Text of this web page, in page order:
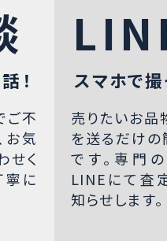
！
ご不
お気
せく
寧に
スマホで撮
売りたいお品
を送るだけの
です。専門
LINEにて査
知らせします。